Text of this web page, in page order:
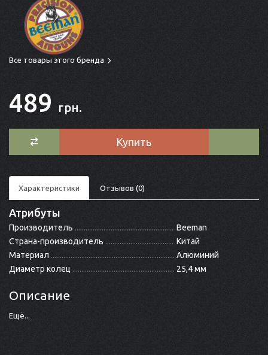
Все товары этого бренда
489 грн.
Купить
Характеристики Отзывов (0)
Атрибуты
Производитель
Beeman
Страна-производитель
Китай
Материал
Алюминий
Диаметр колец
25,4 мм
Описание
Ещё...